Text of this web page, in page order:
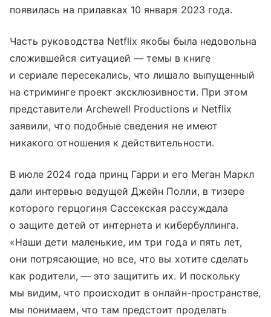
появилась на прилавках 10 января 2023 года.
Часть руководства Netflix якобы была недовольна
сложившейся ситуацией — темы в книге
и сериале пересекались, что лишало выпущенный
на стриминге проект эксклюзивности. При этом
представители Archewell Productions и Netflix
заявили, что подобные сведения не имеют
никакого отношения к действительности.
В июле 2024 года принц Гарри и его Меган Маркл
дали интервью ведущей Джейн Полли, в тизере
которого герцогиня Сассекская рассуждала
о защите детей от интернета и кибербуллинга.
«Наши дети маленькие, им три года и пять лет,
они потрясающие, но все, что вы хотите сделать
как родители, — это защитить их. И поскольку
мы видим, что происходит в онлайн-пространстве,
мы понимаем, что там предстоит проделать